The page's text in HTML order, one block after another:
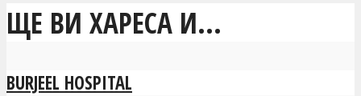
ЩЕ ВИ ХАРЕСА И...
BURJEEL HOSPITAL